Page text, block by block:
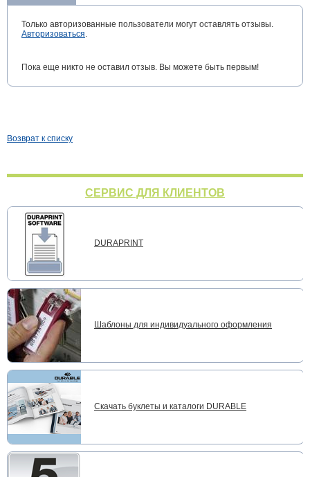
Только авторизованные пользователи могут оставлять отзывы.
Авторизоваться.
Пока еще никто не оставил отзыв. Вы можете быть первым!
Возврат к списку
СЕРВИС ДЛЯ КЛИЕНТОВ
DURAPRINT
Шаблоны для индивидуального оформления
Скачать буклеты и каталоги DURABLE